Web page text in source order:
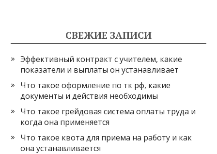
СВЕЖИЕ ЗАПИСИ
Эффективный контракт с учителем, какие
показатели и выплаты он устанавливает
Что такое оформление по тк рф, какие
документы и действия необходимы
Что такое грейдовая система оплаты труда и
когда она применяется
Что такое квота для приема на работу и как
она устанавливается